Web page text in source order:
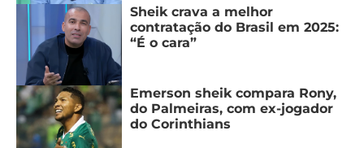
Sheik crava a melhor
contratação do Brasil em 2025:
“É o cara”
Emerson sheik compara Rony,
do Palmeiras, com ex-jogador
do Corinthians